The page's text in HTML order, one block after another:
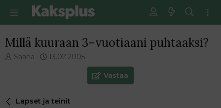
Millä kuuraan 3-vuotiaani puhtaaksi?
V
Saana
E
m
13.02.2005
Vastaa
Lapset ja teinit